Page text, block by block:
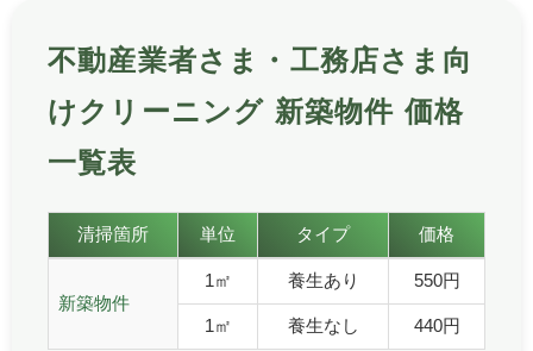
不動産業者さま・工務店さま向
けクリーニング 新築物件 価格
一覧表
不動産業者さま・工務店さま向けクリーニング 新築物
不動産業者さま・工務店さま向けクリーニング 新築物件 価
清掃箇所 単位 タイプ 価格
新築物件
1㎡ 養生あり 550円
1㎡ 養生なし 440円